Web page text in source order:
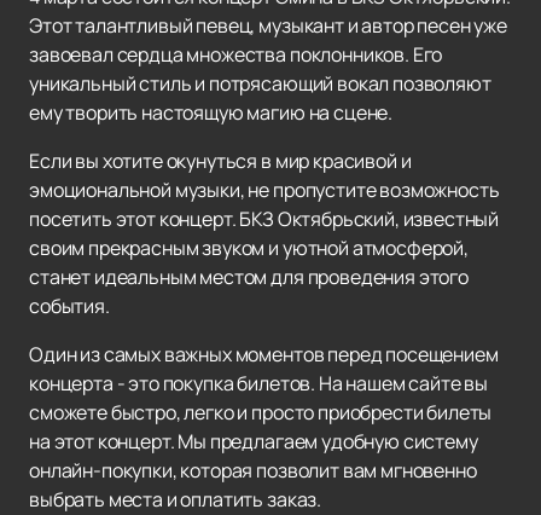
Этот талантливый певец, музыкант и автор песен уже
завоевал сердца множества поклонников. Его
уникальный стиль и потрясающий вокал позволяют
ему творить настоящую магию на сцене.
Если вы хотите окунуться в мир красивой и
эмоциональной музыки, не пропустите возможность
посетить этот концерт. БКЗ Октябрьский, известный
своим прекрасным звуком и уютной атмосферой,
станет идеальным местом для проведения этого
события.
Один из самых важных моментов перед посещением
концерта - это покупка билетов. На нашем сайте вы
сможете быстро, легко и просто приобрести билеты
на этот концерт. Мы предлагаем удобную систему
онлайн-покупки, которая позволит вам мгновенно
выбрать места и оплатить заказ.